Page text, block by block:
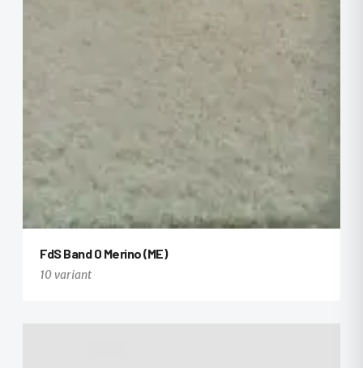
FdS Band 0 Merino (ME)
10 variant